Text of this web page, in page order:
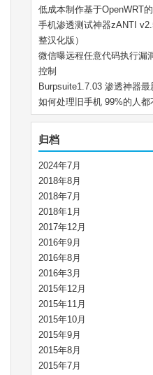
低成本制作基于OpenWRT
手机渗透测试神器zANTI
整汉化版）
微信曝远程任意代码执行漏
控制
Burpsuite1.7.03 渗透神器最
如何处理旧手机 99%的人都
归档
2024年7月
2018年8月
2018年7月
2018年1月
2017年12月
2016年9月
2016年8月
2016年3月
2015年12月
2015年11月
2015年10月
2015年9月
2015年8月
2015年7月